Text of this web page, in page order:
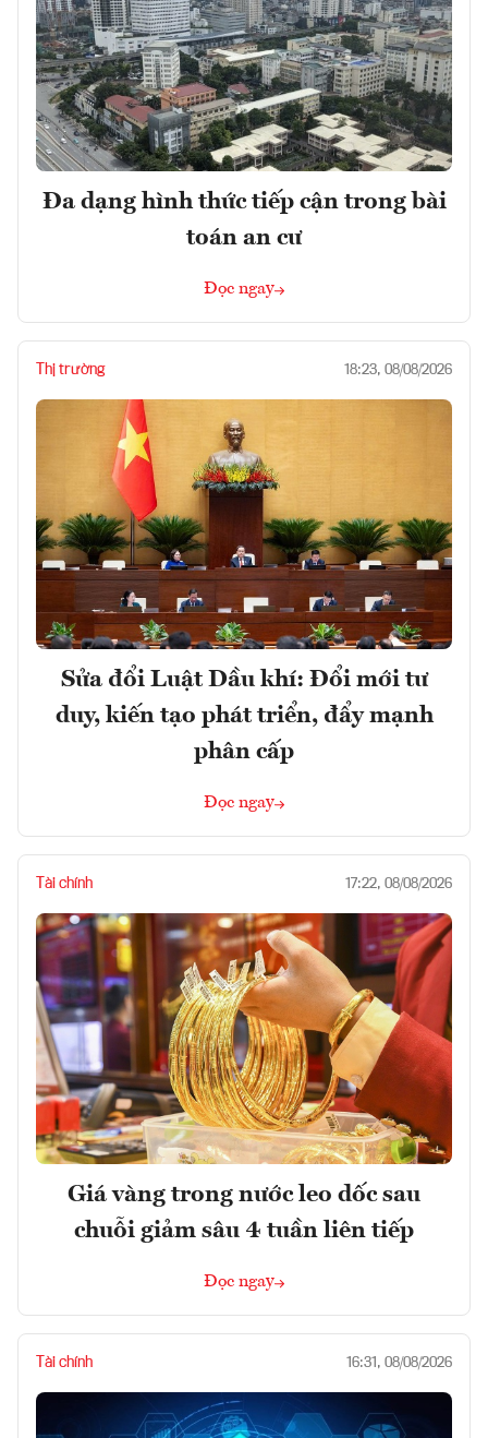
Đa dạng hình thức tiếp cận trong bài
toán an cư
Đọc ngay
Thị trường 18:23, 08/08/2026
Sửa đổi Luật Dầu khí: Đổi mới tư
duy, kiến tạo phát triển, đẩy mạnh
phân cấp
Đọc ngay
Tài chính 17:22, 08/08/2026
Giá vàng trong nước leo dốc sau
chuỗi giảm sâu 4 tuần liên tiếp
Đọc ngay
Tài chính 16:31, 08/08/2026